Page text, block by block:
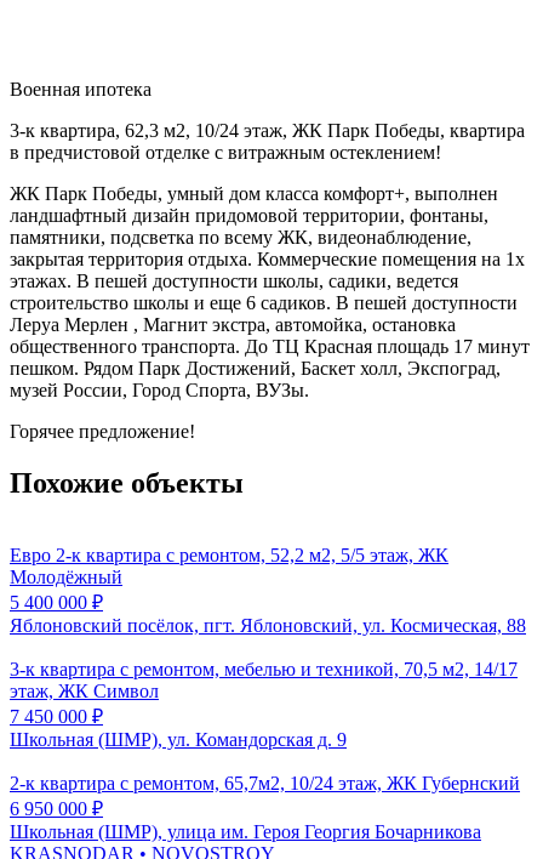
Военная ипотека
3-к квартира, 62,3 м2, 10/24 этаж, ЖК Парк Победы, квартира
в предчистовой отделке с витражным остеклением!
ЖК Парк Победы, умный дом класса комфорт+, выполнен
ландшафтный дизайн придомовой территории, фонтаны,
памятники, подсветка по всему ЖК, видеонаблюдение,
закрытая территория отдыха. Коммерческие помещения на 1х
этажах. В пешей доступности школы, садики, ведется
строительство школы и еще 6 садиков. В пешей доступности
Леруа Мерлен , Магнит экстра, автомойка, остановка
общественного транспорта. До ТЦ Красная площадь 17 минут
пешком. Рядом Парк Достижений, Баскет холл, Экспоград,
музей России, Город Спорта, ВУЗы.
Горячее предложение!
Похожие объекты
Евро 2-к квартира с ремонтом, 52,2 м2, 5/5 этаж, ЖК
Молодёжный
5 400 000 ₽
Яблоновский посёлок, пгт. Яблоновский, ул. Космическая, 88
3-к квартира с ремонтом, мебелью и техникой, 70,5 м2, 14/17
этаж, ЖК Символ
7 450 000 ₽
Школьная (ШМР), ул. Командорская д. 9
2-к квартира с ремонтом, 65,7м2, 10/24 этаж, ЖК Губернский
6 950 000 ₽
Школьная (ШМР), улица им. Героя Георгия Бочарникова
KRASNODAR • NOVOSTROY